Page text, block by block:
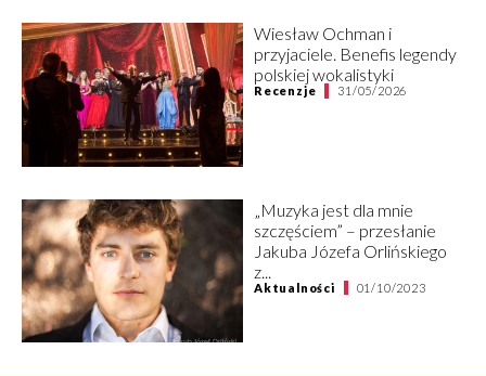
Wiesław Ochman i
przyjaciele. Benefis legendy
polskiej wokalistyki
Recenzje 31/05/2026
„Muzyka jest dla mnie
szczęściem” – przesłanie
Jakuba Józefa Orlińskiego
z...
Aktualności 01/10/2023